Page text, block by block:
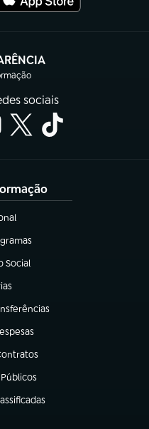
em nova aba)
sociais
aba)
aba)
Social
aba)
nova aba)
aba)
aba)
aba)